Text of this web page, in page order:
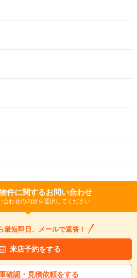
件に関するお問い合わせ
合わせの内容を選択してください
最短即日、メールで返答！
来店予約をする
確認・見積依頼をする